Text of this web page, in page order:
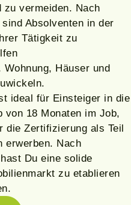
zu vermeiden. Nach
Absolventen in der
Tätigkeit zu
Häuser und
ideal für Einsteiger in die
von 18 Monaten im Job,
die Zertifizierung als Teil
erwerben. Nach
Du eine solide
zu etablieren